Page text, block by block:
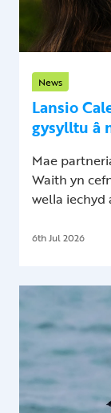
News
Lansio
gysylltu â
Mae
Waith yn
wella iechyd
6th Jul 2026